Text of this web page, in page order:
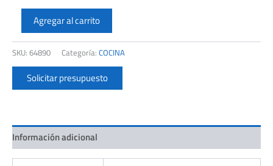
JOHNSON
TACVVT
TABLA
DE
PICAR
CURVE
VIDRIO
Agregar al carrito
SKU: 64890 Categoría: COCINA
Solicitar presupuesto
Información adicional